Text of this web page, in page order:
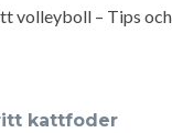
volleyboll – Tips
kattfoder